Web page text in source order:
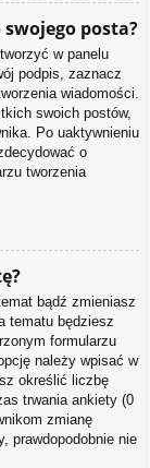
posta?
w panelu
podpis, zaznacz
wiadomości.
swoich postów,
Po uaktywnieniu
o
tworzenia
bądź zmieniasz
tematu będziesz
formularzu
należy wpisać w
określić liczbę
trwania ankiety (0
zmianę
prawdopodobnie nie